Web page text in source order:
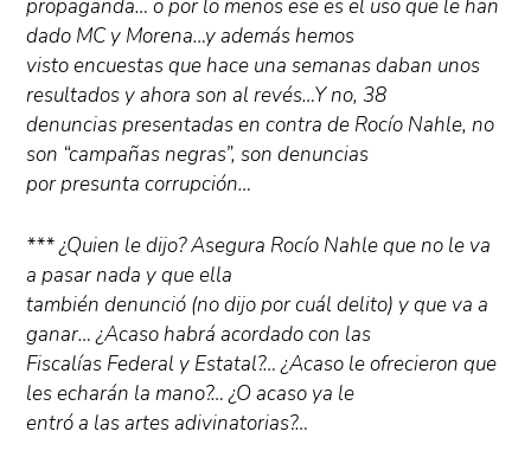
propaganda… o por lo menos ese es el uso que le han
dado MC y Morena…y además hemos
visto encuestas que hace una semanas daban unos
resultados y ahora son al revés…Y no, 38
denuncias presentadas en contra de Rocío Nahle, no
son “campañas negras”, son denuncias
por presunta corrupción…
*** ¿Quien le dijo? Asegura Rocío Nahle que no le va
a pasar nada y que ella
también denunció (no dijo por cuál delito) y que va a
ganar… ¿Acaso habrá acordado con las
Fiscalías Federal y Estatal?… ¿Acaso le ofrecieron que
les echarán la mano?… ¿O acaso ya le
entró a las artes adivinatorias?…